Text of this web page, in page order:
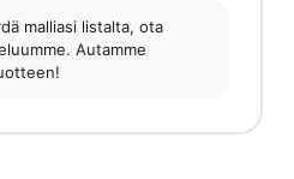
malliasi listalta, ota
Autamme